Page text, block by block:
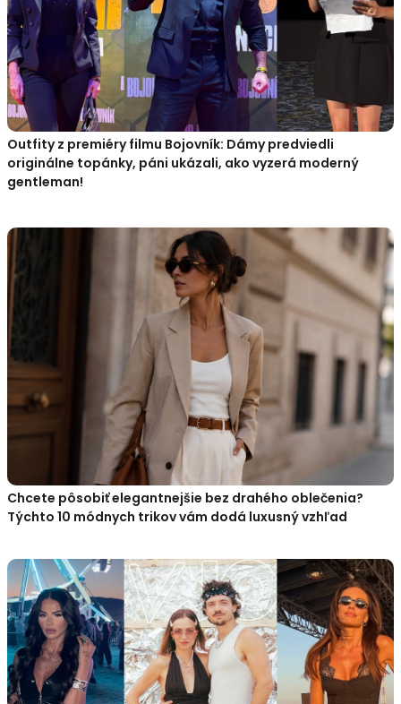
Outfity z premiéry filmu Bojovník: Dámy predviedli
originálne topánky, páni ukázali, ako vyzerá moderný
gentleman!
Chcete pôsobiť elegantnejšie bez drahého oblečenia?
Týchto 10 módnych trikov vám dodá luxusný vzhľad